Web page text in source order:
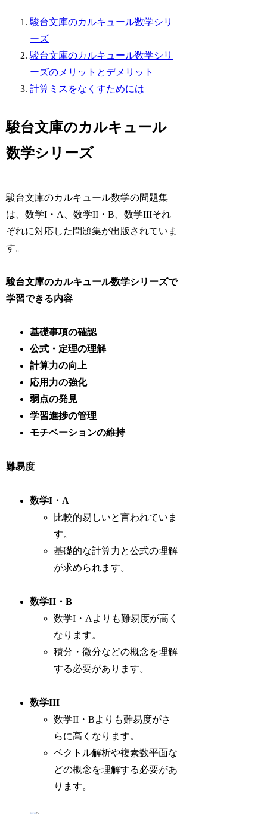
駿台文庫のカルキュール数学シリ
ーズ
駿台文庫のカルキュール数学シリ
ーズのメリットとデメリット
計算ミスをなくすためには
駿台文庫のカルキュール
数学シリーズ
駿台文庫のカルキュール数学の問題集
は、数学I・A、数学II・B、数学IIIそれ
ぞれに対応した問題集が出版されていま
す。
駿台文庫のカルキュール数学シリーズで
学習できる内容
基礎事項の確認
公式・定理の理解
計算力の向上
応用力の強化
弱点の発見
学習進捗の管理
モチベーションの維持
難易度
数学I・A
比較的易しいと言われていま
す。
基礎的な計算力と公式の理解
が求められます。
数学II・B
数学I・Aよりも難易度が高く
なります。
積分・微分などの概念を理解
する必要があります。
数学III
数学II・Bよりも難易度がさ
らに高くなります。
ベクトル解析や複素数平面な
どの概念を理解する必要があ
ります。